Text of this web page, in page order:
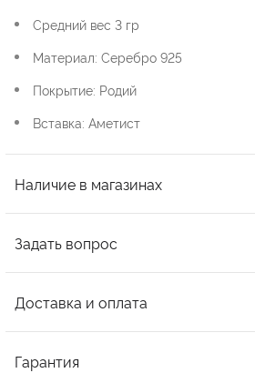
Средний вес 3 гр
Материал: Серебро 925
Покрытие: Родий
Вставка: Аметист
Наличие в магазинах
Задать вопрос
Доставка и оплата
Гарантия